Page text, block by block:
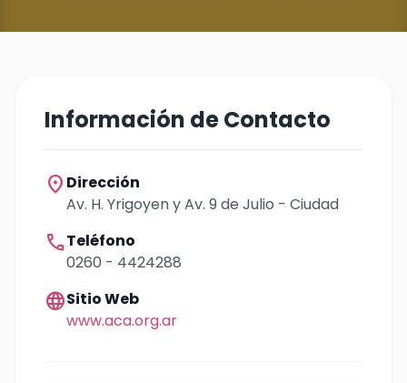
Información de Contacto
location_on Dirección
Av. H. Yrigoyen y Av. 9 de Julio - Ciudad
callTeléfono
0260 - 4424288
languageSitio Web
www.aca.org.ar